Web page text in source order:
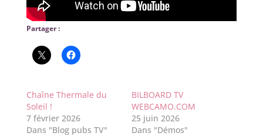
Partager :
Chaîne Thermale du
Soleil !
7 février 2026
Dans "Blog pubs TV"
BILBOARD TV
WEBCAMO.COM
25 juin 2026
Dans "Démos"